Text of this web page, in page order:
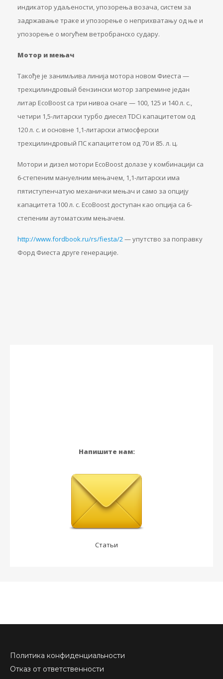
индикатор удаљености, упозорења возача, систем за
задржавање траке и упозорење о неприхватању од ње и
упозорење о могућем ветробранско судару.
Мотор и мењач
Такође је занимљива линија мотора новом Фиеста —
трехцилиндровый бензински мотор запремине један
литар EcoBoost са три нивоа снаге — 100, 125 и 140 л. с.,
четири 1,5-литарски турбо диесел TDCi капацитетом од
120 л. с. и основне 1,1-литарски атмосферски
трехцилиндровый ПС капацитетом од 70 и 85. л. ц.
Мотори и дизел мотори EcoBoost долазе у комбинацији са
6-степеним мануелним мењачем, 1,1-литарски има
пятиступенчатую механички мењач и само за опцију
капацитета 100 л. с. EcoBoost доступан као опција са 6-
степеним аутоматским мењачем.
http://www.fordbook.ru/rs/fiesta/2— упутство за поправку
Форд Фиеста друге генерације.
Напишите нам:
Статьи
Политика конфиденциальности
Отказ от ответственности